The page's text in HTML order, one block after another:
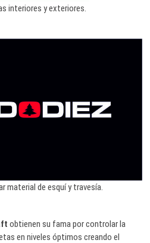
interiores y exteriores.
material de esquí y travesía.
obtienen su fama por controlar la
en niveles óptimos creando el